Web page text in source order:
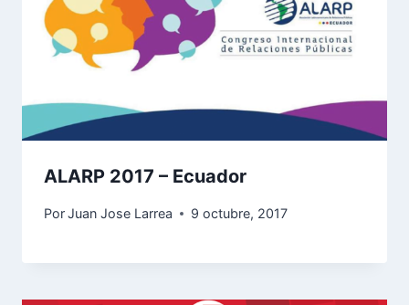
ALARP 2017 – Ecuador
PorJuan Jose Larrea 9 octubre, 2017